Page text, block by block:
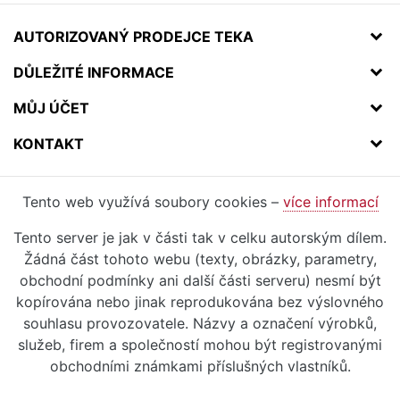
AUTORIZOVANÝ PRODEJCE TEKA
DŮLEŽITÉ INFORMACE
MŮJ ÚČET
KONTAKT
Tento web využívá soubory cookies – více informací
Tento server je jak v části tak v celku autorským dílem.
Žádná část tohoto webu (texty, obrázky, parametry,
obchodní podmínky ani další části serveru) nesmí být
kopírována nebo jinak reprodukována bez výslovného
souhlasu provozovatele. Názvy a označení výrobků,
služeb, firem a společností mohou být registrovanými
obchodními známkami příslušných vlastníků.